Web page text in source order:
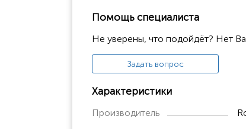
Депассивация проводится
1 штука в промышленной
Помощь специалиста
Не уверены, что подойдёт? Нет
Задать вопрос
Характеристики
Производитель